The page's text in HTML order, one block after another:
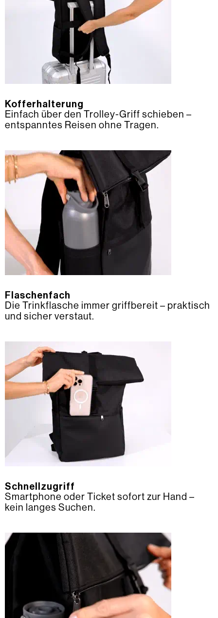
Kofferhalterung
Einfach über den Trolley-Griff schieben –
entspanntes Reisen ohne Tragen.
Flaschenfach
Die Trinkflasche immer griffbereit – praktisch
und sicher verstaut.
Schnellzugriff
Smartphone oder Ticket sofort zur Hand –
kein langes Suchen.